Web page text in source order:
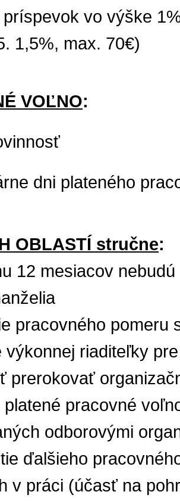
príspevok vo výške
1,5%, max. 70€)
VOĽNO:
ť
dni plateného
OBLASTÍ stručne:
12 mesiacov
pracovného pomeru
výkonnej riaditeľky
prerokovať
platené pracovné
odborovými
ďalšieho
v práci (účasť na